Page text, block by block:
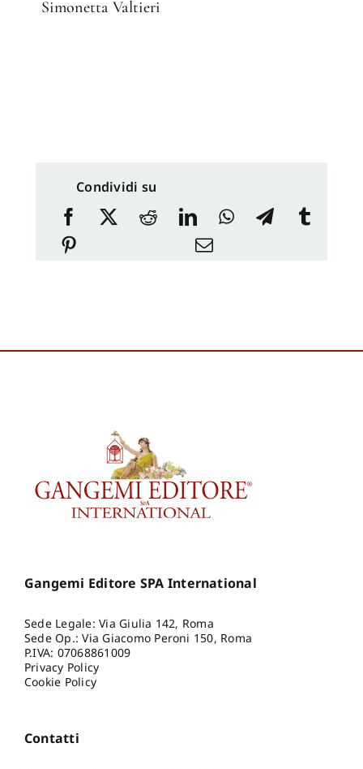
Simonetta Valtieri
Condividi su
Gangemi Editore SPA International
Sede Legale: Via Giulia 142, Roma
Sede Op.: Via Giacomo Peroni 150, Roma
P.IVA: 07068861009
Privacy Policy
Cookie Policy
Contatti